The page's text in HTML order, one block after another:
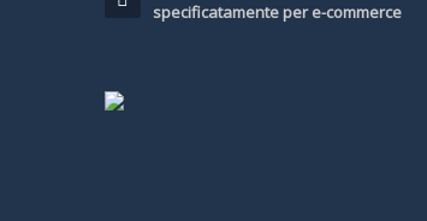
specificatamente per e-commerce